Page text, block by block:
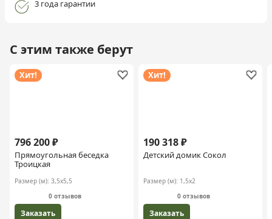
3 года гарантии
С этим также берут
Хит!
796 200 ₽
Прямоугольная беседка
Троицкая
Размер (м): 3,5х5,5
0 отзывов
Заказать
Хит!
190 318 ₽
Детский домик Сокол
Размер (м): 1,5х2
0 отзывов
Заказать